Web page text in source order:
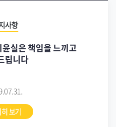
사항
실은 책임을 느끼고
립니다
보기